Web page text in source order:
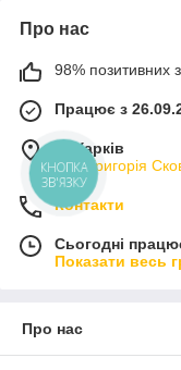
Про нас
98% позитивних з
Працює з
м. Харків
вул. Григорія
Контакти
Сьогодні
Показати весь
Про нас
КНОПКА
ЗВ'ЯЗКУ